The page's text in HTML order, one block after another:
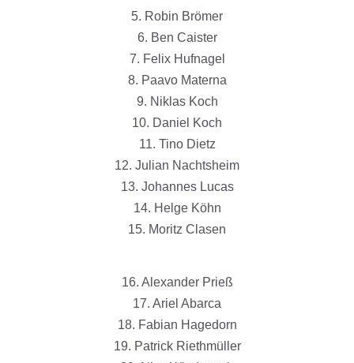
5. Robin Brömer
6. Ben Caister
7. Felix Hufnagel
8. Paavo Materna
9. Niklas Koch
10. Daniel Koch
11. Tino Dietz
12. Julian Nachtsheim
13. Johannes Lucas
14. Helge Köhn
15. Moritz Clasen
16. Alexander Prieß
17. Ariel Abarca
18. Fabian Hagedorn
19. Patrick Riethmüller